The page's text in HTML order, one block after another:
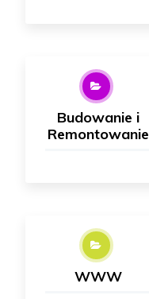
Budowanie i
Remontowanie
WWW